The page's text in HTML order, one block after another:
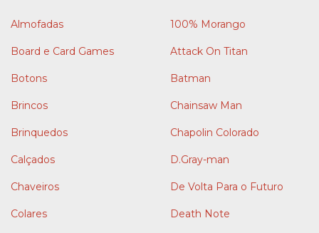
Almofadas
Board e Card Games
Botons
Brincos
Brinquedos
Calçados
Chaveiros
Colares
100% Morango
Attack On Titan
Batman
Chainsaw Man
Chapolin Colorado
D.Gray-man
De Volta Para o Futuro
Death Note